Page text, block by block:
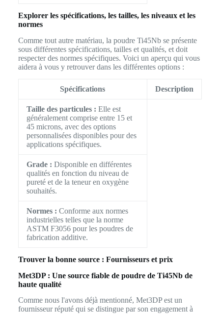
Explorer les spécifications, les tailles, les niveaux et les
normes
Comme tout autre matériau, la poudre Ti45Nb se présente
sous différentes spécifications, tailles et qualités, et doit
respecter des normes spécifiques. Voici un aperçu qui vous
aidera à vous y retrouver dans les différentes options :
Spécifications Description
Taille des particules : Elle est
généralement comprise entre 15 et
45 microns, avec des options
personnalisées disponibles pour des
applications spécifiques.
Grade : Disponible en différentes
qualités en fonction du niveau de
pureté et de la teneur en oxygène
souhaités.
Normes : Conforme aux normes
industrielles telles que la norme
ASTM F3056 pour les poudres de
fabrication additive.
Trouver la bonne source : Fournisseurs et prix
Met3DP : Une source fiable de poudre de Ti45Nb de
haute qualité
Comme nous l'avons déjà mentionné, Met3DP est un
fournisseur réputé qui se distingue par son engagement à